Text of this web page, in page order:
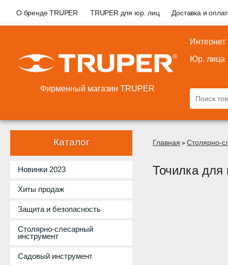
О бренде TRUPER TRUPER для юр. лиц Доставка и
Фирменный магазин TRUPER
Интернет
Юр. лица
Каталог
Новинки 2023
Хиты продаж
Защита и безопасность
Столярно-слесарный
инструмент
Садовый инструмент
Главная » Столярно-
Точилка для